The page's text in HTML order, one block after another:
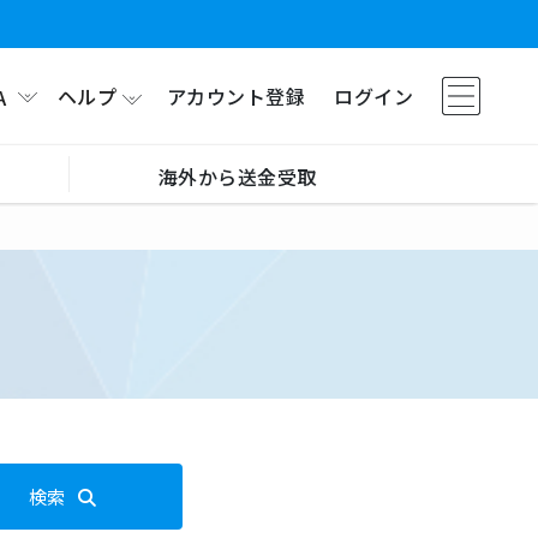
ヘルプ アカウント登録 ログイン
海外から送金受取
検索